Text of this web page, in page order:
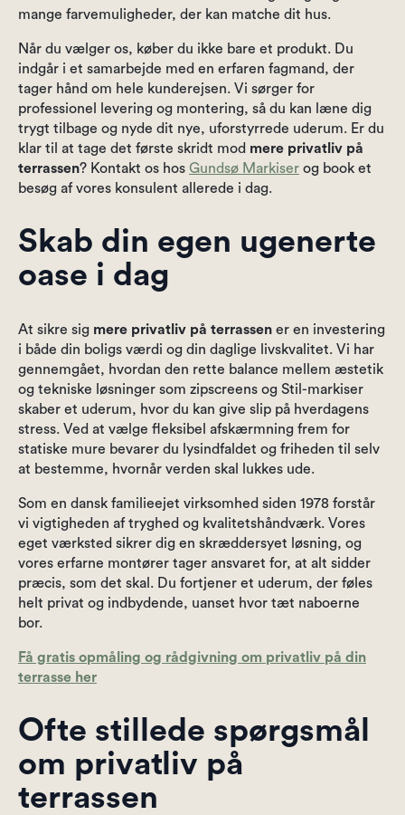
mange farvemuligheder, der kan matche dit hus.
Når du vælger os, køber du ikke bare et produkt. Du
indgår i et samarbejde med en erfaren fagmand, der
tager hånd om hele kunderejsen. Vi sørger for
professionel levering og montering, så du kan læne dig
trygt tilbage og nyde dit nye, uforstyrrede uderum. Er du
klar til at tage det første skridt mod mere privatliv på
terrassen? Kontakt os hos Gundsø Markiser og book et
besøg af vores konsulent allerede i dag.
Skab din egen ugenerte
oase i dag
At sikre sig mere privatliv på terrassen er en investering
i både din boligs værdi og din daglige livskvalitet. Vi har
gennemgået, hvordan den rette balance mellem æstetik
og tekniske løsninger som zipscreens og Stil-markiser
skaber et uderum, hvor du kan give slip på hverdagens
stress. Ved at vælge fleksibel afskærmning frem for
statiske mure bevarer du lysindfaldet og friheden til selv
at bestemme, hvornår verden skal lukkes ude.
Som en dansk familieejet virksomhed siden 1978 forstår
vi vigtigheden af tryghed og kvalitetshåndværk. Vores
eget værksted sikrer dig en skræddersyet løsning, og
vores erfarne montører tager ansvaret for, at alt sidder
præcis, som det skal. Du fortjener et uderum, der føles
helt privat og indbydende, uanset hvor tæt naboerne
bor.
Få gratis opmåling og rådgivning om privatliv på din
terrasse her
Ofte stillede spørgsmål
om privatliv på
terrassen